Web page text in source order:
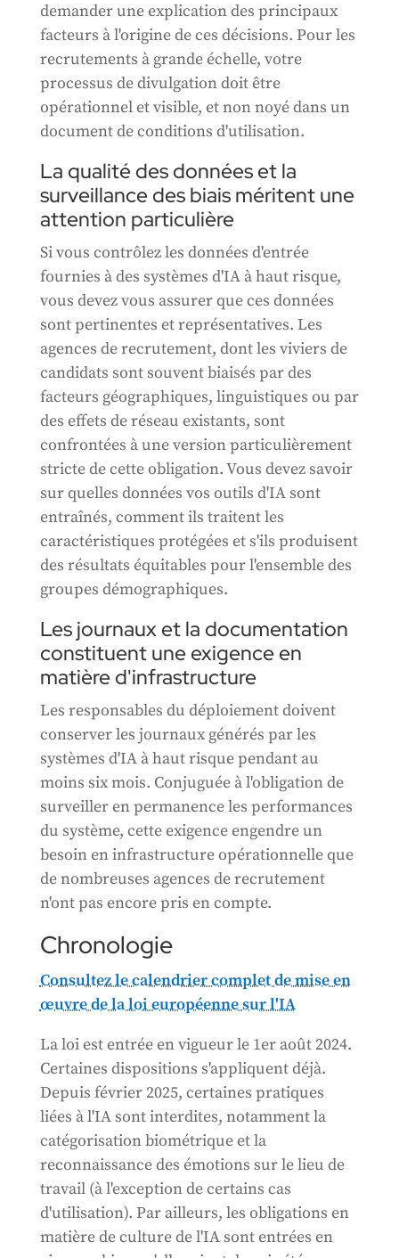
demander une explication des principaux
facteurs à l'origine de ces décisions. Pour les
recrutements à grande échelle, votre
processus de divulgation doit être
opérationnel et visible, et non noyé dans un
document de conditions d'utilisation.
La qualité des données et la
surveillance des biais méritent une
attention particulière
Si vous contrôlez les données d'entrée
fournies à des systèmes d'IA à haut risque,
vous devez vous assurer que ces données
sont pertinentes et représentatives. Les
agences de recrutement, dont les viviers de
candidats sont souvent biaisés par des
facteurs géographiques, linguistiques ou par
des effets de réseau existants, sont
confrontées à une version particulièrement
stricte de cette obligation. Vous devez savoir
sur quelles données vos outils d'IA sont
entraînés, comment ils traitent les
caractéristiques protégées et s'ils produisent
des résultats équitables pour l'ensemble des
groupes démographiques.
Les journaux et la documentation
constituent une exigence en
matière d'infrastructure
Les responsables du déploiement doivent
conserver les journaux générés par les
systèmes d'IA à haut risque pendant au
moins six mois. Conjuguée à l'obligation de
surveiller en permanence les performances
du système, cette exigence engendre un
besoin en infrastructure opérationnelle que
de nombreuses agences de recrutement
n'ont pas encore pris en compte.
Chronologie
Consultez le calendrier complet de mise en
œuvre de la loi européenne sur l'IA
La loi est entrée en vigueur le 1er août 2024.
Certaines dispositions s'appliquent déjà.
Depuis février 2025, certaines pratiques
liées à l'IA sont interdites, notamment la
catégorisation biométrique et la
reconnaissance des émotions sur le lieu de
travail (à l'exception de certains cas
d'utilisation). Par ailleurs, les obligations en
matière de culture de l'IA sont entrées en